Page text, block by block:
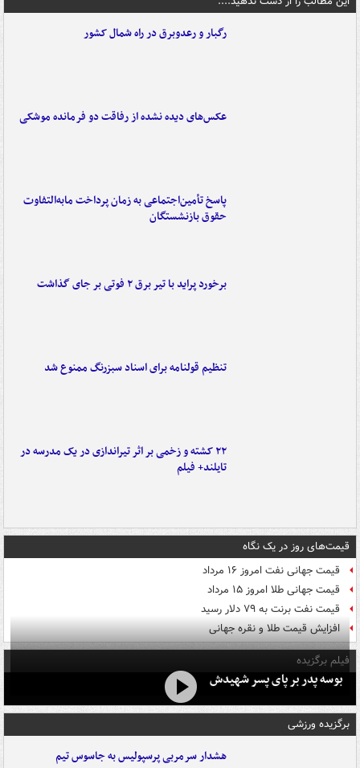
رگبار و رعدوبرق در راه شمال کشور
عکس‌های دیده نشده از رفاقت دو فرمانده‌ موشکی
پاسخ تأمین‌اجتماعی به زمان پرداخت مابه‌التفاوت
حقوق بازنشستگان
برخورد پراید با تیر برق ۲ فوتی بر جای گذاشت
تنظیم قولنامه برای اسناد سبزرنگ ممنوع شد
۲۲ کشته و زخمی بر اثر تیراندازی در یک مدرسه در
تایلند+ فیلم
قیمت‌های روز در یک نگاه
قیمت جهانی نفت امروز ۱۶ مرداد
قیمت جهانی طلا امروز ۱۵ مرداد
قیمت نفت برنت به ۷۹ دلار رسید
افزایش قیمت طلا و نقره جهانی
فیلم برگزیده
بوسه‌ پدر بر پای پسر شهیدش
برگزیده ورزشی
هشدار سرمربی پرسپولیس به جاسوس تیم